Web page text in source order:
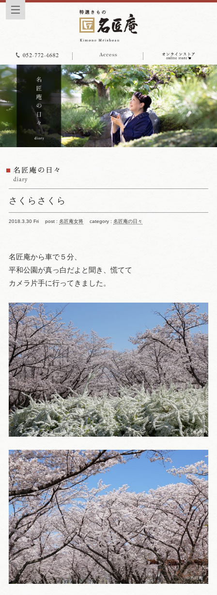
さくらさくら
2018.3.30 Fri post : 名匠庵女将 category : 名匠庵の日々
名匠庵から車で５分、
平和公園が真っ白だよと聞き、慌てて
カメラ片手に行ってきました。